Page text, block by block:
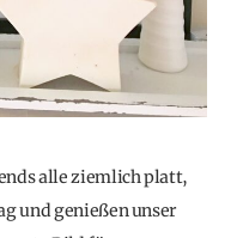
alle ziemlich platt,
und genießen unser